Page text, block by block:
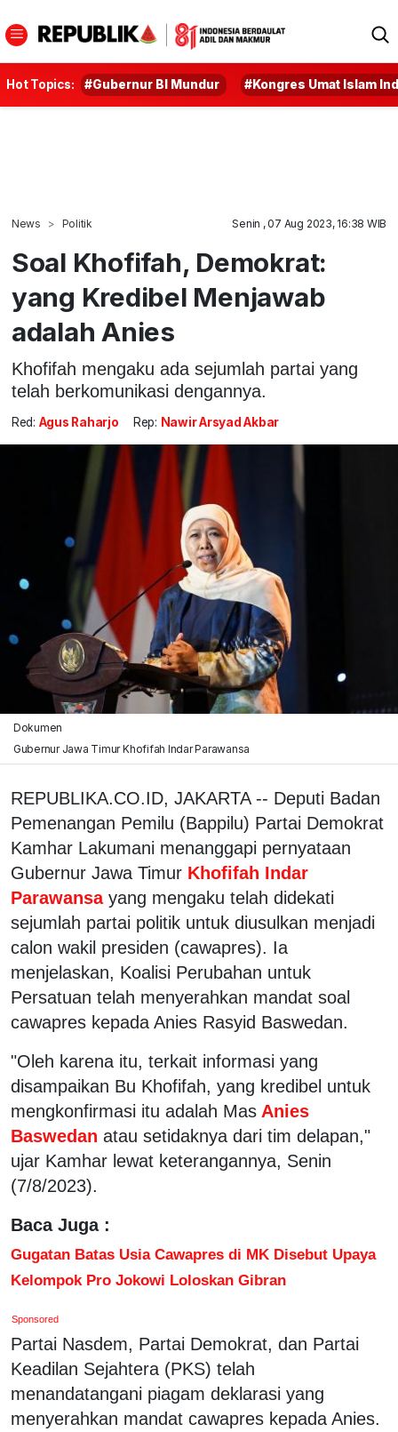
Hot Topics: #Gubernur BI Mundur #Kongres Umat Islam
News Politik Senin , 07 Aug 2023, 16:38 WIB
Soal Khofifah, Demokrat:
yang Kredibel Menjawab
adalah Anies
Khofifah mengaku ada sejumlah partai yang
telah berkomunikasi dengannya.
Red: Agus Raharjo Rep: Nawir Arsyad Akbar
Dokumen
Gubernur Jawa Timur Khofifah Indar Parawansa
REPUBLIKA.CO.ID, JAKARTA -- Deputi Badan
Pemenangan Pemilu (Bappilu) Partai Demokrat
Kamhar Lakumani menanggapi pernyataan
Gubernur Jawa Timur Khofifah Indar
Parawansa yang mengaku telah didekati
sejumlah partai politik untuk diusulkan menjadi
calon wakil presiden (cawapres). Ia
menjelaskan, Koalisi Perubahan untuk
Persatuan telah menyerahkan mandat soal
cawapres kepada Anies Rasyid Baswedan.
"Oleh karena itu, terkait informasi yang
disampaikan Bu Khofifah, yang kredibel untuk
mengkonfirmasi itu adalah Mas Anies
Baswedan atau setidaknya dari tim delapan,"
ujar Kamhar lewat keterangannya, Senin
(7/8/2023).
Baca Juga :
Gugatan Batas Usia Cawapres di MK Disebut Upaya
Kelompok Pro Jokowi Loloskan Gibran
Sponsored
Partai Nasdem, Partai Demokrat, dan Partai
Keadilan Sejahtera (PKS) telah
menandatangani piagam deklarasi yang
menyerahkan mandat cawapres kepada Anies.